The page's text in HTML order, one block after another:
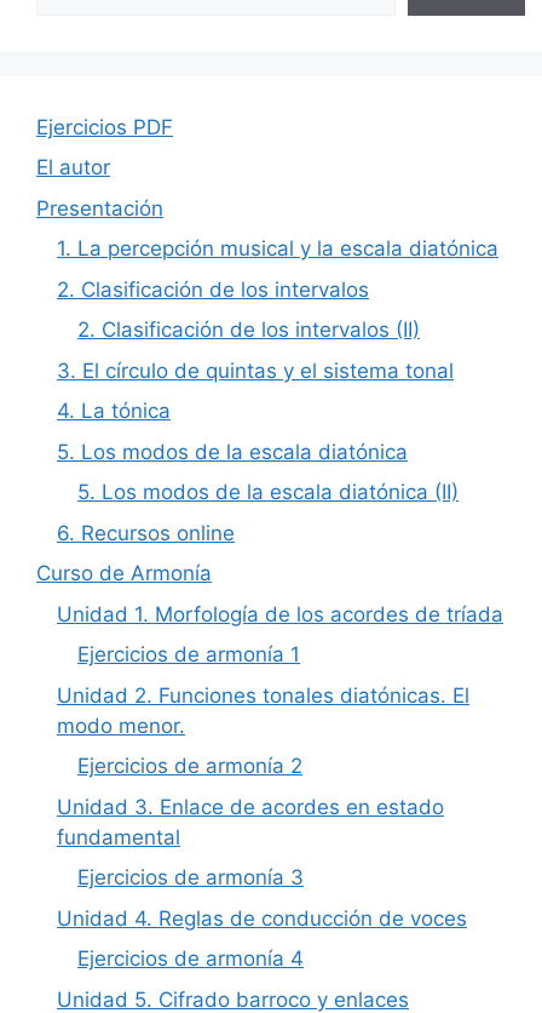
Ejercicios PDF
El autor
Presentación
1. La percepción musical y la escala diatónica
2. Clasificación de los intervalos
2. Clasificación de los intervalos (II)
3. El círculo de quintas y el sistema tonal
4. La tónica
5. Los modos de la escala diatónica
5. Los modos de la escala diatónica (II)
6. Recursos online
Curso de Armonía
Unidad 1. Morfología de los acordes de tríada
Ejercicios de armonía 1
Unidad 2. Funciones tonales diatónicas. El
modo menor.
Ejercicios de armonía 2
Unidad 3. Enlace de acordes en estado
fundamental
Ejercicios de armonía 3
Unidad 4. Reglas de conducción de voces
Ejercicios de armonía 4
Unidad 5. Cifrado barroco y enlaces